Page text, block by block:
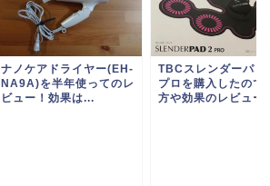
ナノケアドライヤー(EH-
NA9A)を半年使ってのレ
ビュー！効果は...
TBCスレンダーパッ
プロを購入したので
方や効果のレビュー